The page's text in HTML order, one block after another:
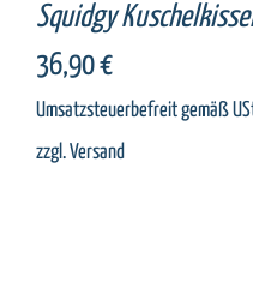
Squidgy
36,90€
Umsatzsteuerbefreit gemäß
zzgl.Versand